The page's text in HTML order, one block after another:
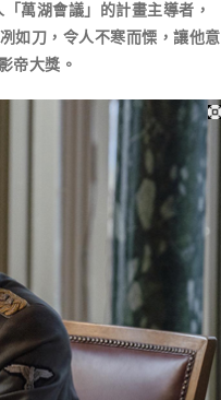
萬湖會議」的計畫主導者，
如刀，令人不寒而慄，讓他意
帝大獎。